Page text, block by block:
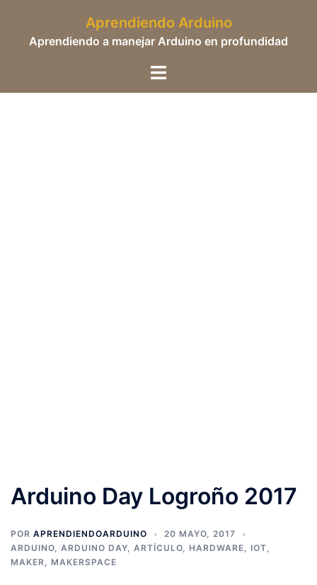
contenido
Aprendiendo Arduino
Aprendiendo a manejar Arduino en profundidad
Alternar
Arduino Day Logroño 2017
POR APRENDIENDOARDUINO
20 MAYO, 2017
ARDUINO, ARDUINO DAY, ARTÍCULO, HARDWARE, IOT,
MAKER, MAKERSPACE